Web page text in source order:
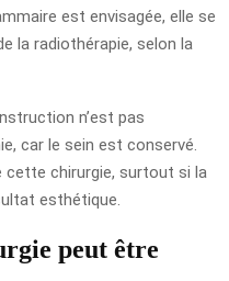
est envisagée, elle se
la radiothérapie, selon la
n’est pas
car le sein est conservé.
cette chirurgie, surtout si la
esthétique.
peut être